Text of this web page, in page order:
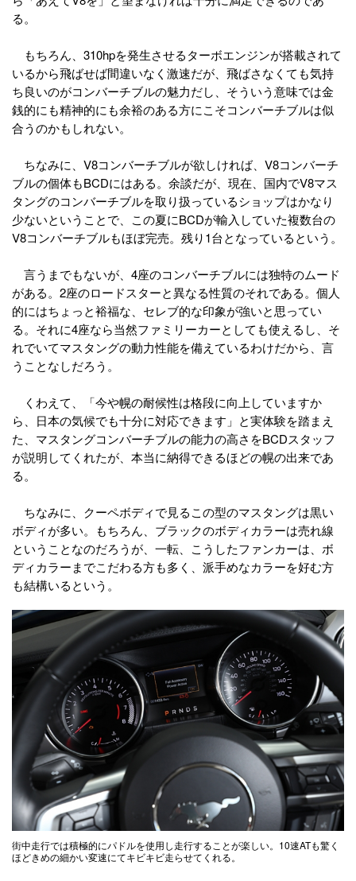
る。
もちろん、310hpを発生させるターボエンジンが搭載されて
いるから飛ばせば間違いなく激速だが、飛ばさなくても気持
ち良いのがコンバーチブルの魅力だし、そういう意味では金
銭的にも精神的にも余裕のある方にこそコンバーチブルは似
合うのかもしれない。
ちなみに、V8コンバーチブルが欲しければ、V8コンバーチ
ブルの個体もBCDにはある。余談だが、現在、国内でV8マス
タングのコンバーチブルを取り扱っているショップはかなり
少ないということで、この夏にBCDが輸入していた複数台の
V8コンバーチブルもほぼ完売。残り1台となっているという。
言うまでもないが、4座のコンバーチブルには独特のムード
がある。2座のロードスターと異なる性質のそれである。個人
的にはちょっと裕福な、セレブ的な印象が強いと思ってい
る。それに4座なら当然ファミリーカーとしても使えるし、そ
れでいてマスタングの動力性能を備えているわけだから、言
うことなしだろう。
くわえて、「今や幌の耐候性は格段に向上していますか
ら、日本の気候でも十分に対応できます」と実体験を踏まえ
た、マスタングコンバーチブルの能力の高さをBCDスタッフ
が説明してくれたが、本当に納得できるほどの幌の出来であ
る。
ちなみに、クーペボディで見るこの型のマスタングは黒い
ボディが多い。もちろん、ブラックのボディカラーは売れ線
ということなのだろうが、一転、こうしたファンカーは、ボ
ディカラーまでこだわる方も多く、派手めなカラーを好む方
も結構いるという。
街中走行では積極的にパドルを使用し走行することが楽しい。10速ATも驚く
ほどきめの細かい変速にてキビキビ走らせてくれる。